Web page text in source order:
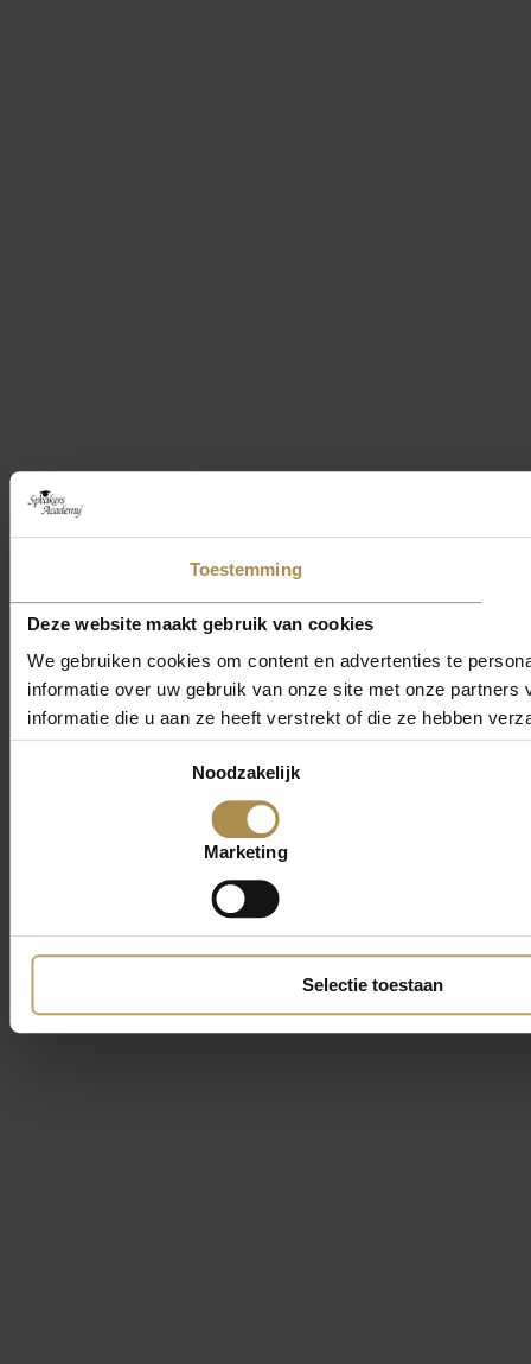
Toestemming
Deze website maakt gebruik van cookies
We gebruiken cookies om content en advertenties te
informatie over uw gebruik van onze site met onze
informatie die u aan ze heeft verstrekt of die ze hebben
Noodzakelijk
Marketing
Selectie toestaan